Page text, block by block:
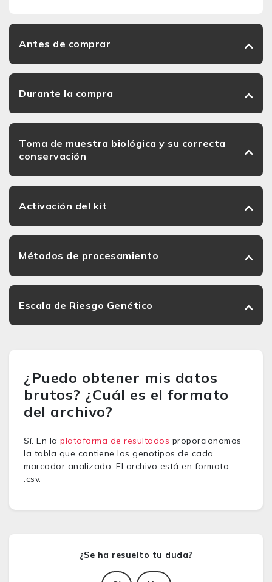
Antes de comprar
Durante la compra
Toma de muestra biológica y su correcta
conservación
Activación del kit
Métodos de procesamiento
Escala de Riesgo Genético
¿Puedo obtener mis datos
brutos? ¿Cuál es el formato
del archivo?
Sí. En la plataforma de resultados proporcionamos
la tabla que contiene los genotipos de cada
marcador analizado. El archivo está en formato
.csv.